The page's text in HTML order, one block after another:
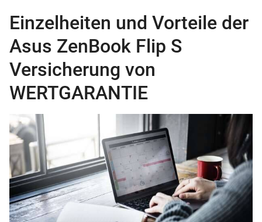
Einzelheiten und Vorteile der
Asus ZenBook Flip S
Versicherung von
WERTGARANTIE